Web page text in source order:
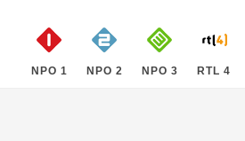
NPO 1 NPO 2 NPO 3 RTL 4